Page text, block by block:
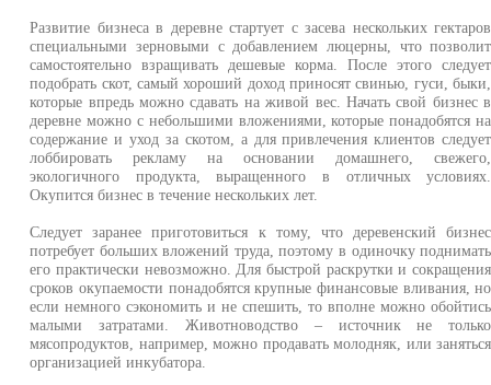
Развитие бизнеса в деревне стартует с засева нескольких гектаров
специальными зерновыми с добавлением люцерны, что позволит
самостоятельно взращивать дешевые корма. После этого следует
подобрать скот, самый хороший доход приносят свинью, гуси, быки,
которые впредь можно сдавать на живой вес. Начать свой бизнес в
деревне можно с небольшими вложениями, которые понадобятся на
содержание и уход за скотом, а для привлечения клиентов следует
лоббировать рекламу на основании домашнего, свежего,
экологичного продукта, выращенного в отличных условиях.
Окупится бизнес в течение нескольких лет.
Следует заранее приготовиться к тому, что деревенский бизнес
потребует больших вложений труда, поэтому в одиночку поднимать
его практически невозможно. Для быстрой раскрутки и сокращения
сроков окупаемости понадобятся крупные финансовые вливания, но
если немного сэкономить и не спешить, то вполне можно обойтись
малыми затратами. Животноводство – источник не только
мясопродуктов, например, можно продавать молодняк, или заняться
организацией инкубатора.